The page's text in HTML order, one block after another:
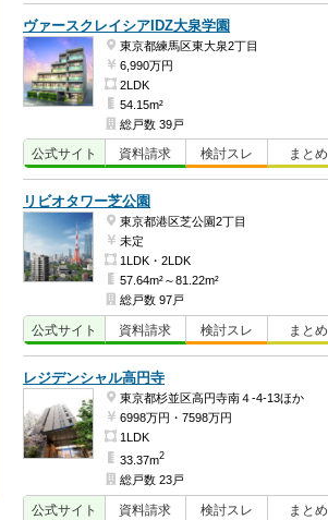
ヴァースクレイシアIDZ大泉学園
東京都練馬区東大泉2丁目
6,990万円
2LDK
54.15m²
総戸数 39戸
公式サイト 資料請求 検討スレ まとめ
リビオタワー芝公園
東京都港区芝公園2丁目
未定
1LDK・2LDK
57.64m²～81.22m²
総戸数 97戸
公式サイト 資料請求 検討スレ まとめ
レジデンシャル高円寺
東京都杉並区高円寺南４-4-13ほか
6998万円・7598万円
1LDK
33.37m2
総戸数 23戸
公式サイト 資料請求 検討スレ まとめ